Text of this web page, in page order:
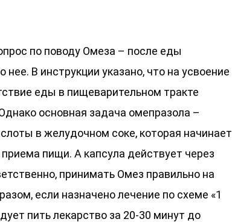
по поводу Омеза – после еды
В инструкции указано, что на усвоение
еды в пищеварительном тракте
основная задача омепразола –
в желудочном соке, которая начинает
пищи. А капсула действует через
принимать Омез правильно на
если назначено лечение по схеме «1
пить лекарство за 20-30 минут до